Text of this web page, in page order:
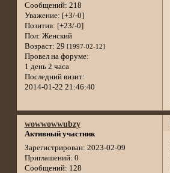
Сообщений: 218
Уважение: [+3/-0]
Позитив: [+23/-0]
Пол: Женский
Возраст: 29 [1997-02-12]
Провел на форуме:
1 день 2 часа
Последний визит:
2014-01-22 21:46:40
wowwowwubzy
Активный участник
Зарегистрирован: 2023-02-09
Приглашений: 0
Сообщений: 128